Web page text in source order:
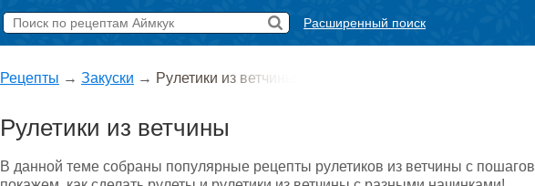
Расширенный поиск
Рецепты → Закуски → Рулетики из ветчины
Рулетики из ветчины
В данной теме собраны популярные рецепты рулетиков из ветчины с